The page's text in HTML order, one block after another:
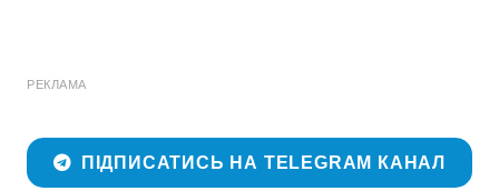
РЕКЛАМА
ПІДПИСАТИСЬ НА TELEGRAM КАНАЛ